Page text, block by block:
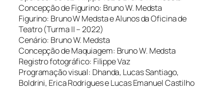
Concepção de Figurino: Bruno W. Medsta
Figurino: Bruno W Medsta e Alunos da Oficina de
Teatro (Turma II – 2022)
Cenário: Bruno W. Medsta
Concepção de Maquiagem: Bruno W. Medsta
Registro fotográfico: Filippe Vaz
Programação visual: Dhanda, Lucas Santiago,
Boldrini, Erica Rodrigues e Lucas Emanuel Castilho